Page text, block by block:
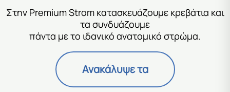
Στην Premium Strom κατασκευάζουμε κρεβάτια και
τα συνδυάζουμε
πάντα με το ιδανικό ανατομικό στρώμα.
Ανακάλυψε τα